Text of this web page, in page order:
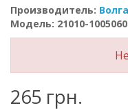
Производитель:
Модель: 21010-
265 грн.